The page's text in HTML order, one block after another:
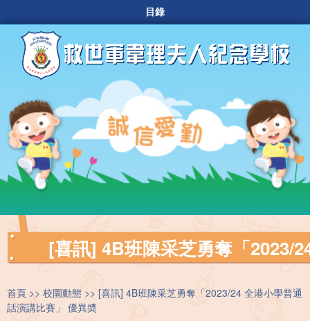
目錄
[喜訊] 4B班陳采芝勇奪「2023/
首頁 校園動態
[喜訊] 4B班陳采芝勇奪「2023/24 全港小學普通
話演講比賽」 優異奬